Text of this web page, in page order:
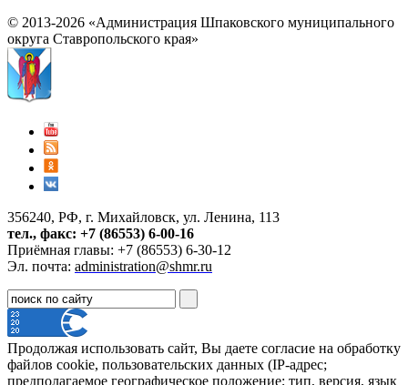
© 2013-2026 «Администрация Шпаковского муниципального
округа Ставропольского края»
356240, РФ, г. Михайловск, ул. Ленина, 113
тел., факс: +7 (86553) 6-00-16
Приёмная главы: +7 (86553) 6-30-12
Эл. почта: administration@shmr.ru
Продолжая использовать сайт, Вы даете согласие на обработку
файлов cookie, пользовательских данных (IP-адрес;
предполагаемое географическое положение; тип, версия, язык